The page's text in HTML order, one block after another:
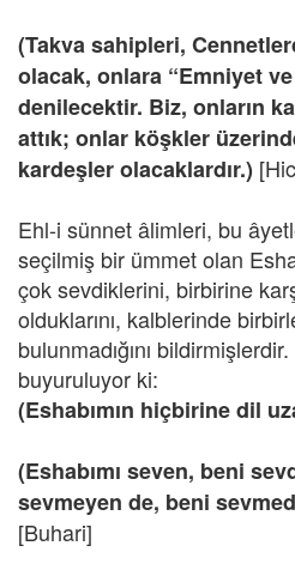
(Takva sahipleri,
olacak, onlara “Emniyet
denilecektir. Biz, onların
attık; onlar köşkler
kardeşler olacaklardır.)
Ehl-i sünnet âlimleri, bu
seçilmiş bir ümmet olan
çok sevdiklerini, birbirine
olduklarını, kalblerinde
bulunmadığını
buyuruluyor ki:
(Eshabımın hiçbirine dil
(Eshabımı seven, beni
sevmeyen de, beni
[Buhari]